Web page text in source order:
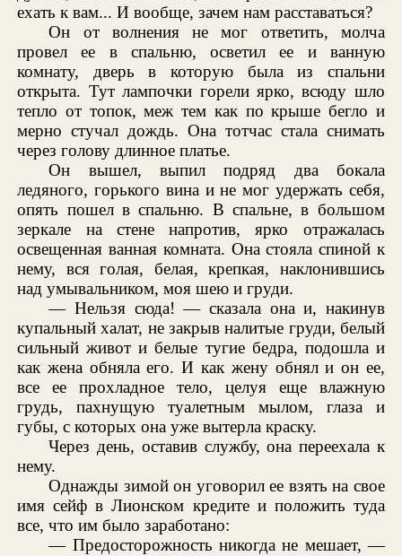
ехать к вам... И вообще, зачем нам расставаться?
Он от волнения не мог ответить, молча
провел ее в спальню, осветил ее и ванную
комнату, дверь в которую была из спальни
открыта. Тут лампочки горели ярко, всюду шло
тепло от топок, меж тем как по крыше бегло и
мерно стучал дождь. Она тотчас стала снимать
через голову длинное платье.
Он вышел, выпил подряд два бокала
ледяного, горького вина и не мог удержать себя,
опять пошел в спальню. В спальне, в большом
зеркале на стене напротив, ярко отражалась
освещенная ванная комната. Она стояла спиной к
нему, вся голая, белая, крепкая, наклонившись
над умывальником, моя шею и груди.
— Нельзя сюда! — сказала она и, накинув
купальный халат, не закрыв налитые груди, белый
сильный живот и белые тугие бедра, подошла и
как жена обняла его. И как жену обнял и он ее,
все ее прохладное тело, целуя еще влажную
грудь, пахнущую туалетным мылом, глаза и
губы, с которых она уже вытерла краску.
Через день, оставив службу, она переехала к
нему.
Однажды зимой он уговорил ее взять на свое
имя сейф в Лионском кредите и положить туда
все, что им было заработано:
— Предосторожность никогда не мешает, —